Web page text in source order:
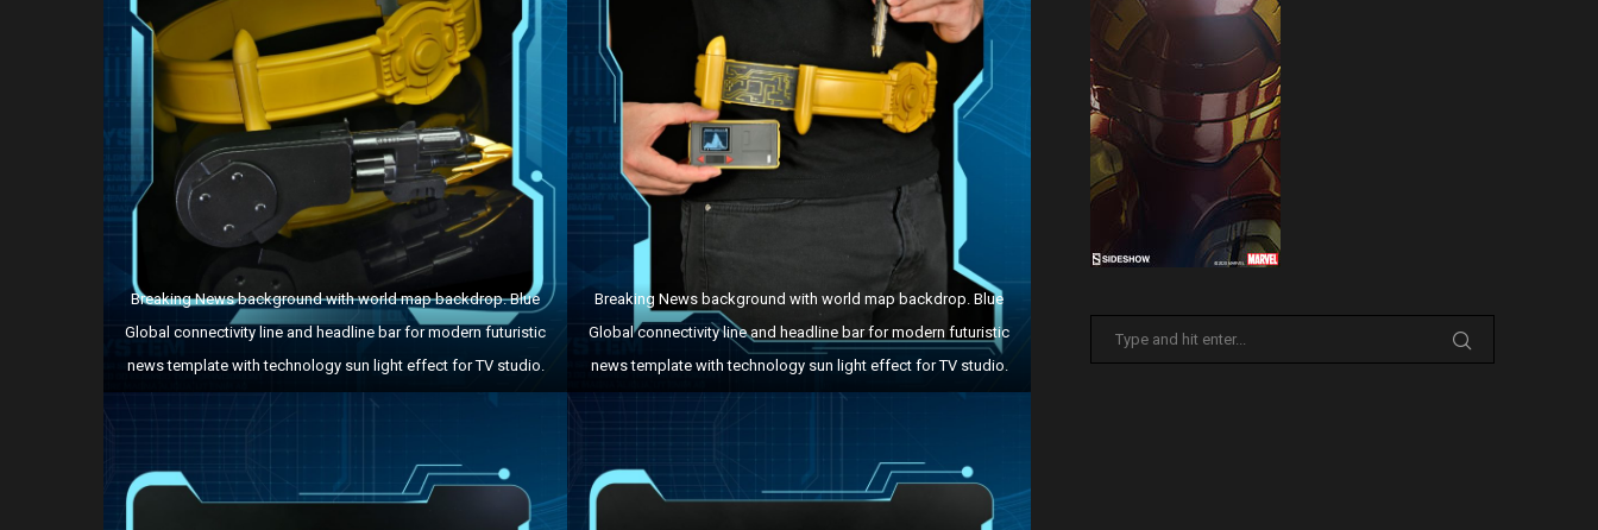
Breaking News background with world map backdrop. Blue
Global connectivity line and headline bar for modern futuristic
news template with technology sun light effect for TV studio.
Breaking News background with world map backdrop. Blue
Global connectivity line and headline bar for modern futuristic
news template with technology sun light effect for TV studio.